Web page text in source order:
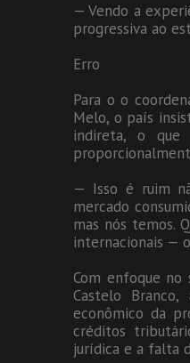
— Vendo a
progressiva ao
Erro
Para o o
Melo, o país
indireta, o que
— Isso é ruim
mercado
mas nós temos.
internacionais —
Com enfoque no
Castelo
econômico da
créditos
jurídica e a falta